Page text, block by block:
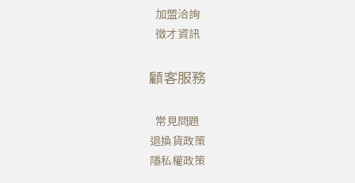
加盟洽詢
徵才資訊
顧客服務
常見問題
退換貨政策
隱私權政策